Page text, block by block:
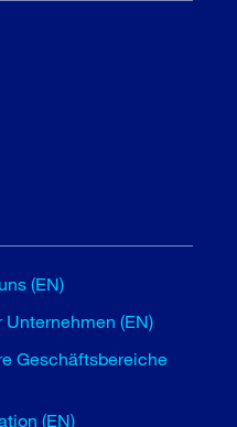
(EN)
Unternehmen (EN)
Geschäftsbereiche
(EN)